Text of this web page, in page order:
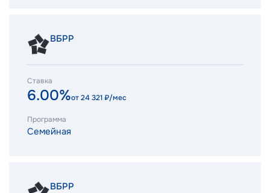
ВБРР
Ставка
6.00%от24 321₽/мес
Программа
Семейная
ВБРР